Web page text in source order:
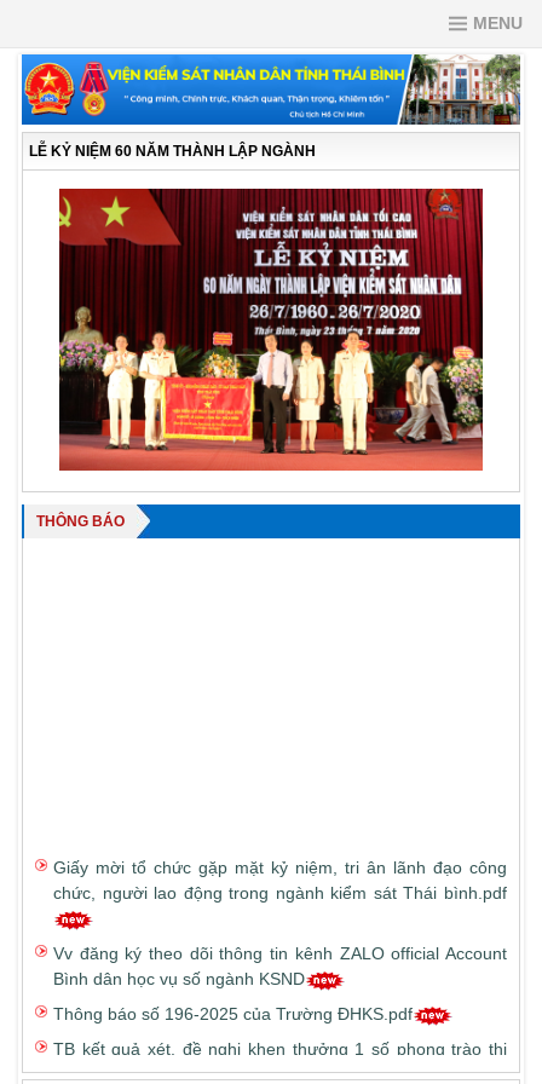
MENU
LỄ KỶ NIỆM 60 NĂM THÀNH LẬP NGÀNH
THÔNG BÁO
chức, người lao động trong ngành kiểm sát Thái bình.pdf
Bình dân học vụ số ngành KSND
đua theo chuyên đề và xét tặng Kỷ niệm chương Vì sự